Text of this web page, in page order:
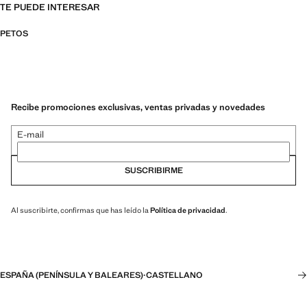
TE PUEDE INTERESAR
PETOS
Recibe promociones exclusivas, ventas privadas y novedades
E-mail
SUSCRIBIRME
Al suscribirte, confirmas que has leído laPolítica de privacidad.
ESPAÑA (PENÍNSULA Y BALEARES)·CASTELLANO